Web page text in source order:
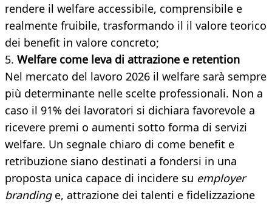
rendere il welfare accessibile, comprensibile e
realmente fruibile, trasformando il il valore teorico
dei benefit in valore concreto;
5. Welfare come leva di attrazione e retention
Nel mercato del lavoro 2026 il welfare sarà sempre
più determinante nelle scelte professionali. Non a
caso il 91% dei lavoratori si dichiara favorevole a
ricevere premi o aumenti sotto forma di servizi
welfare. Un segnale chiaro di come benefit e
retribuzione siano destinati a fondersi in una
proposta unica capace di incidere su employer
brandinge, attrazione dei talenti e fidelizzazione